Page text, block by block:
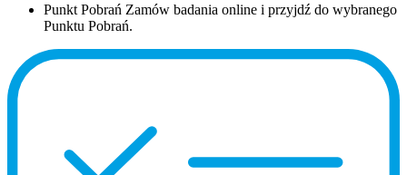
Punkt Pobrań Zamów badania online i przyjdź do wybranego
Punktu Pobrań.